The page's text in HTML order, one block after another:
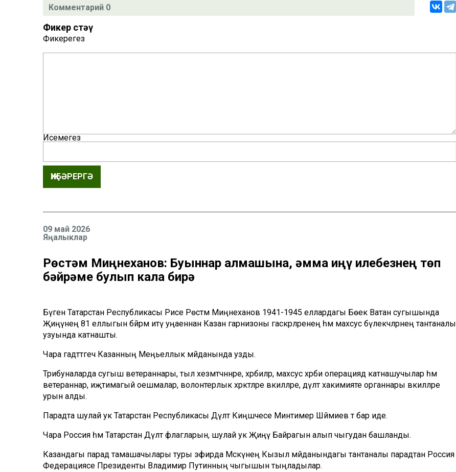
Комментарий 0
Фикер өстәү
Фикерегез
Исемегез
ҖИБӘРЕРГӘ
09 май 2026
Яңалыклар
Рөстәм Миңнеханов: Буыннар алмашына, әмма Җиңү илебезнең төп
бәйрәме булып кала бирә
Бүген Татарстан Республикасы Рәисе Рөстәм Миңнеханов 1941-1945 еллардагы Бөек Ватан сугышында
Җиңүнең 81 еллыгын бәйрәм итү уңаеннан Казан гарнизоны гаскәрләренең һәм махсус бүлекчәләрнең тантаналы
узуында катнашты.
Чара гадәттәгечә Казанның Меңьеллык мәйданында узды.
Трибуналарда сугыш ветераннары, тыл хезмәтчәннәре, хәрбиләр, махсус хәрби операциядә катнашучылар һәм
ветераннар, иҗтимагый оешмалар, волонтерлык хәрәкәтләре вәкилләре, дәүләт хакимияте органнары вәкилләре
урын алды.
Парадта шулай ук Татарстан Республикасы Дәүләт Киңәшчесе Минтимер Шәймиев тә бар иде.
Чара Россия һәм Татарстан Дәүләт флагларын, шулай ук Җиңү Байрагын алып чыгудан башланды.
Казандагы парад тамашачылары туры эфирда Мәскәүнең Кызыл мәйданындагы тантаналы парадтан Россия
Федерациясе Президенты Владимир Путинның чыгышын тыңладылар.